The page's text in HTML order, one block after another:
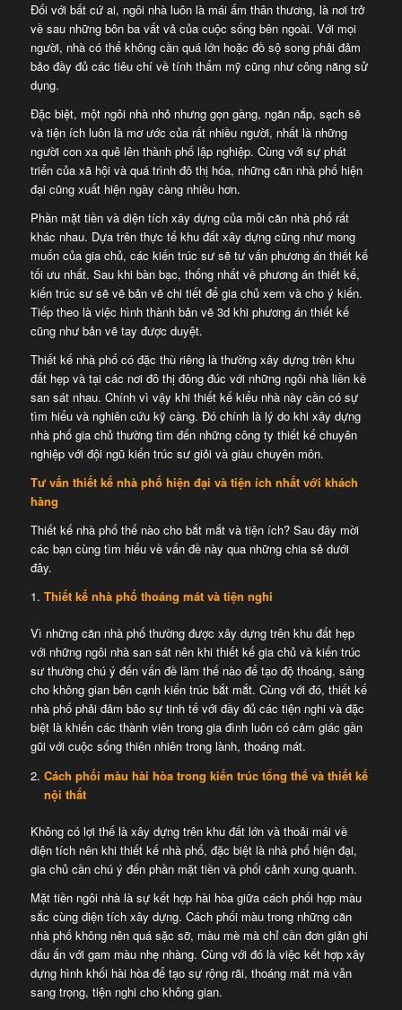
Đối với bất cứ ai, ngôi nhà luôn là mái ấm thân thương, là nơi trở
về sau những bôn ba vất vả của cuộc sống bên ngoài. Với mọi
người, nhà có thể không cần quá lớn hoặc đồ sộ song phải đảm
bảo đầy đủ các tiêu chí về tính thẩm mỹ cũng như công năng sử
dụng.
Đặc biệt, một ngôi nhà nhỏ nhưng gọn gàng, ngăn nắp, sạch sẽ
và tiện ích luôn là mơ ước của rất nhiều người, nhất là những
người con xa quê lên thành phố lập nghiệp. Cùng với sự phát
triển của xã hội và quá trình đô thị hóa, những căn nhà phố hiện
đại cũng xuất hiện ngày càng nhiều hơn.
Phần mặt tiền và diện tích xây dựng của mỗi căn nhà phố rất
khác nhau. Dựa trên thực tế khu đất xây dựng cũng như mong
muốn của gia chủ, các kiến trúc sư sẽ tư vấn phương án thiết kế
tối ưu nhất. Sau khi bàn bạc, thống nhất về phương án thiết kế,
kiến trúc sư sẽ vẽ bản vẽ chi tiết để gia chủ xem và cho ý kiến.
Tiếp theo là việc hình thành bản vẽ 3d khi phương án thiết kế
cũng như bản vẽ tay được duyệt.
Thiết kế nhà phố có đặc thù riêng là thường xây dựng trên khu
đất hẹp và tại các nơi đô thị đông đúc với những ngôi nhà liền kề
san sát nhau. Chính vì vậy khi thiết kế kiểu nhà này cần có sự
tìm hiểu và nghiên cứu kỹ càng. Đó chính là lý do khi xây dựng
nhà phố gia chủ thường tìm đến những công ty thiết kế chuyên
nghiệp với đội ngũ kiến trúc sư giỏi và giàu chuyên môn.
Tư vấn thiết kế nhà phố hiện đại và tiện ích nhất với khách
hàng
Thiết kế nhà phố thế nào cho bắt mắt và tiện ích? Sau đây mời
các bạn cùng tìm hiểu về vấn đề này qua những chia sẻ dưới
đây.
Thiết kế nhà phố thoáng mát và tiện nghi
Vì những căn nhà phố thường được xây dựng trên khu đất hẹp
với những ngôi nhà san sát nên khi thiết kế gia chủ và kiến trúc
sư thường chú ý đến vấn đề làm thế nào để tạo độ thoáng, sáng
cho không gian bên cạnh kiến trúc bắt mắt. Cùng với đó, thiết kế
nhà phố phải đảm bảo sự tinh tế với đầy đủ các tiện nghi và đặc
biệt là khiến các thành viên trong gia đình luôn có cảm giác gần
gũi với cuộc sống thiên nhiên trong lành, thoáng mát.
Cách phối màu hài hòa trong kiến trúc tổng thể và thiết kế
nội thất
Không có lợi thế là xây dựng trên khu đất lớn và thoải mái về
diện tích nên khi thiết kế nhà phố, đặc biệt là nhà phố hiện đại,
gia chủ cần chú ý đến phần mặt tiền và phối cảnh xung quanh.
Mặt tiền ngôi nhà là sự kết hợp hài hòa giữa cách phối hợp màu
sắc cùng diện tích xây dựng. Cách phối màu trong những căn
nhà phố không nên quá sặc sỡ, màu mè mà chỉ cần đơn giản ghi
dấu ấn với gam màu nhẹ nhàng. Cùng với đó là việc kết hợp xây
dựng hình khối hài hòa để tạo sự rộng rãi, thoáng mát mà vẫn
sang trọng, tiện nghi cho không gian.